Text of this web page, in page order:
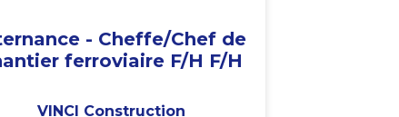
- Cheffe/Chef de
ferroviaire F/H F/H
VINCI Construction